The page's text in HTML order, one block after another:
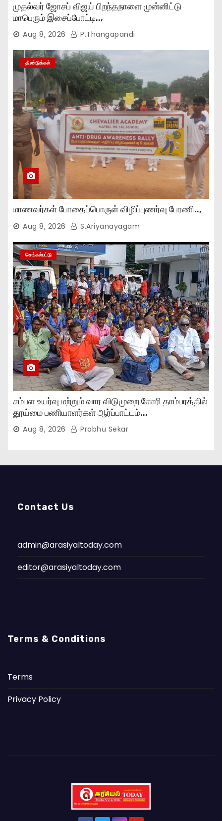
முதல்வர் ஜோசப் விஜய் பிறந்தநாளை முன்னிட்டு
மாபெரும் இசைப்போட்டி..,
Aug 8, 2026 P.Thangapandi
திண்டுக்கல்
மாணவர்கள் போதைப்பொருள் விழிப்புணர்வு பேரணி..,
Aug 8, 2026 S.Ariyanayagam
செங்கல்பட்டு
சம்பள உயர்வு மற்றும் வார விடுமுறை கோரி தாம்பரத்தில்
தூய்மை பணியாளர்கள் ஆர்ப்பாட்டம்..,
Aug 8, 2026 Prabhu Sekar
Contact Us
admin@arasiyaltoday.com
editor@arasiyaltoday.com
Terms & Conditions
Terms
Privacy Policy